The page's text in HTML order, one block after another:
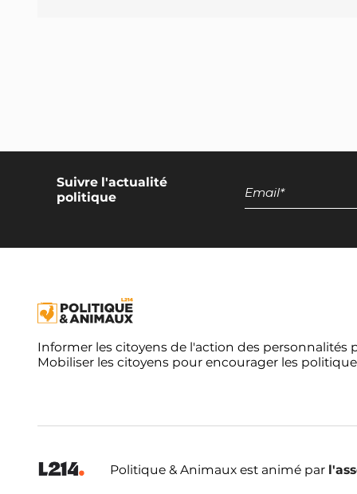
Suivre l'actualité
politique
Informer les citoyens de l'action des personnalités
Mobiliser les citoyens pour encourager les
Politique & Animaux est animé par